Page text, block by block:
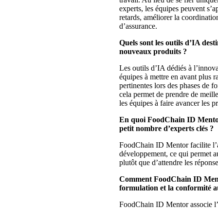
experts, les équipes peuvent
retards, améliorer la
d’assurance.
Quels sont les outils d’IA
nouveaux produits ?
Les outils d’IA dédiés à
équipes à mettre en avant plus
pertinentes lors des phases de
cela permet de prendre de
les équipes à faire avancer les
En quoi FoodChain ID
petit nombre d’experts clés ?
FoodChain ID Mentor facilite
développement, ce qui permet
plutôt que d’attendre les
Comment FoodChain ID
formulation et la conformité
FoodChain ID Mentor associe